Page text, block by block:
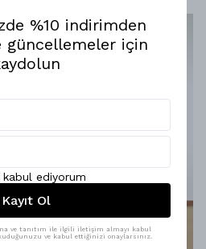
%10 indirimden
güncellemeler için
kabul ediyorum
Kayıt Ol
ve tanıtım ile ilgili iletişim almayı kabul
ve kabul ettiğinizi onaylarsınız.